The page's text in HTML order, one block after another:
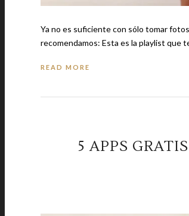
Ya no es suficiente con sólo tomar fotos,
recomendamos: Esta es la playlist
READ MORE
5 APPS